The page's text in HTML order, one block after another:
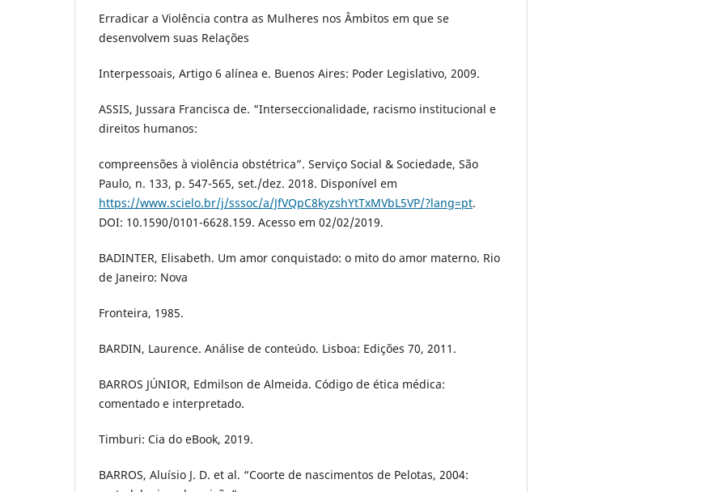
Erradicar a Violência contra as Mulheres nos Âmbitos em que se
desenvolvem suas Relações
Interpessoais, Artigo 6 alínea e. Buenos Aires: Poder Legislativo, 2009.
ASSIS, Jussara Francisca de. “Interseccionalidade, racismo institucional e
direitos humanos:
compreensões à violência obstétrica”. Serviço Social & Sociedade, São
Paulo, n. 133, p. 547-565, set./dez. 2018. Disponível em
https://www.scielo.br/j/sssoc/a/JfVQpC8kyzshYtTxMVbL5VP/?lang=pt.
DOI: 10.1590/0101-6628.159. Acesso em 02/02/2019.
BADINTER, Elisabeth. Um amor conquistado: o mito do amor materno. Rio
de Janeiro: Nova
Fronteira, 1985.
BARDIN, Laurence. Análise de conteúdo. Lisboa: Edições 70, 2011.
BARROS JÚNIOR, Edmilson de Almeida. Código de ética médica:
comentado e interpretado.
Timburi: Cia do eBook, 2019.
BARROS, Aluísio J. D. et al. “Coorte de nascimentos de Pelotas, 2004: